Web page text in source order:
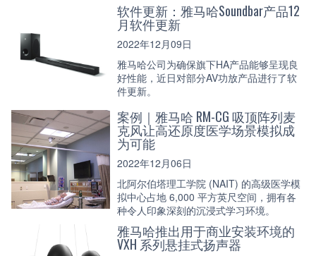
软件更新：雅马哈Soundbar产品12
月软件更新
2022年12月09日
雅马哈公司为确保旗下HA产品能够呈现良
好性能，近日对部分AV功放产品进行了软
件更新。
案例｜雅马哈 RM-CG 吸顶阵列麦
克风让高还原度医学场景模拟成
为可能
2022年12月06日
北阿尔伯塔理工学院 (NAIT) 的高级医学模
拟中心占地 6,000 平方英尺空间，拥有各
种令人印象深刻的沉浸式学习环境。
雅马哈推出用于商业安装环境的
VXH 系列悬挂式扬声器